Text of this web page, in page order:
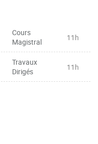
Cours
Magistral
11h
Travaux
Dirigés
11h